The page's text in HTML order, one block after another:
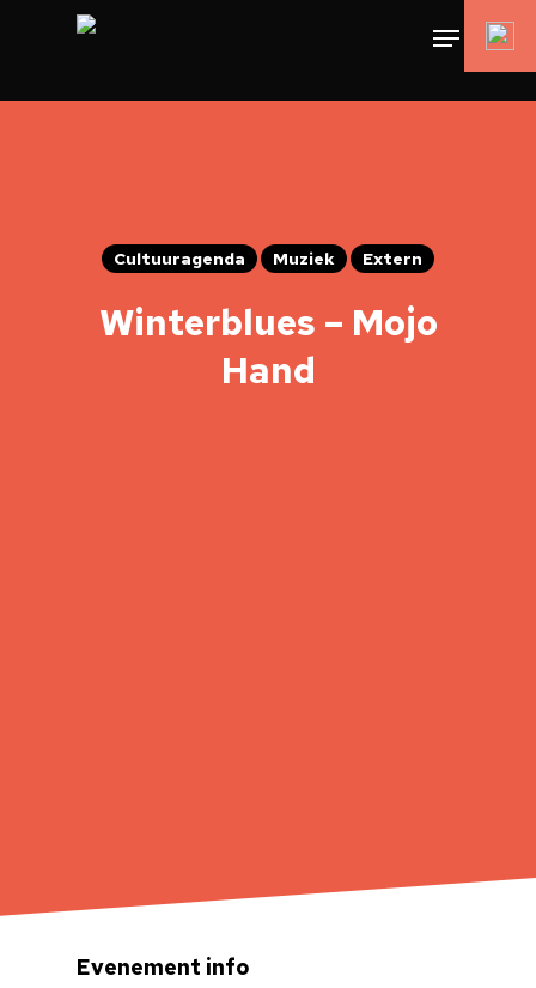
Cultuuragenda Muziek Extern
Winterblues – Mojo
Hand
Evenement info